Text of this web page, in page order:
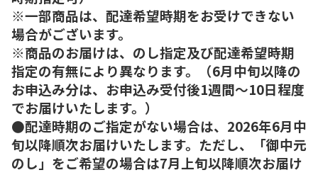
※一部商品は、配達希望時期をお受けできない
場合がございます。
※商品のお届けは、のし指定及び配達希望時期
指定の有無により異なります。（6月中旬以降の
お申込み分は、お申込み受付後1週間～10日程度
でお届けいたします。）
●配達時期のご指定がない場合は、2026年6月中
旬以降順次お届けいたします。ただし、「御中元
のし」をご希望の場合は7月上旬以降順次お届け